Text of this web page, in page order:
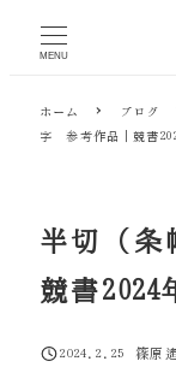
MENU
ホーム ブログ
字 参考作品｜競書
半切（条
競書2024
投稿日
2024.2.25
篠原